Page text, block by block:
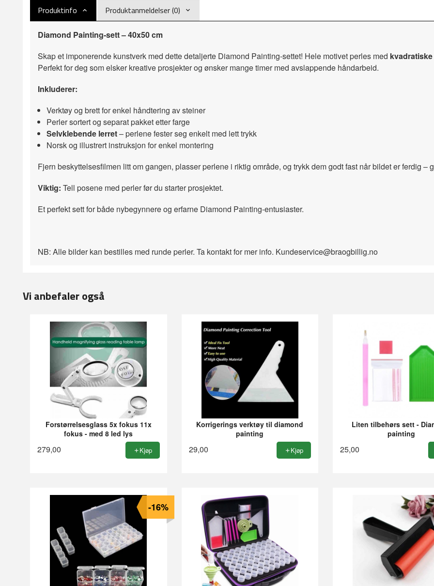
Produktinfo Produktanmeldelser (0)
Diamond Painting-sett – 40x50 cm
Skap et imponerende kunstverk med dette detaljerte Diamond Painting-settet! Hele motivet perles med
Perfekt for deg som elsker kreative prosjekter og ønsker mange timer med avslappende håndarbeid.
Inkluderer:
Verktøy og brett for enkel håndtering av steiner
Perler sortert og separat pakket etter farge
Selvklebende lerret– perlene fester seg enkelt med lett trykk
Norsk og illustrert instruksjon for enkel montering
Fjern beskyttelsesfilmen litt om gangen, plasser perlene i riktig område, og trykk dem godt fast når bildet er ferdig –
Viktig: Tell posene med perler før du starter prosjektet.
Et perfekt sett for både nybegynnere og erfarne Diamond Painting-entusiaster.
NB: Alle bilder kan bestilles med runde perler. Ta kontakt for mer info. Kundeservice@braogbillig.no
Vi anbefaler også
Forstørrelsesglass 5x fokus 11x
fokus - med 8 led lys
279,00 Kjøp
Korrigerings verktøy til diamond
painting
29,00 Kjøp
Liten tilbehørs sett -
painting
25,00
-16%